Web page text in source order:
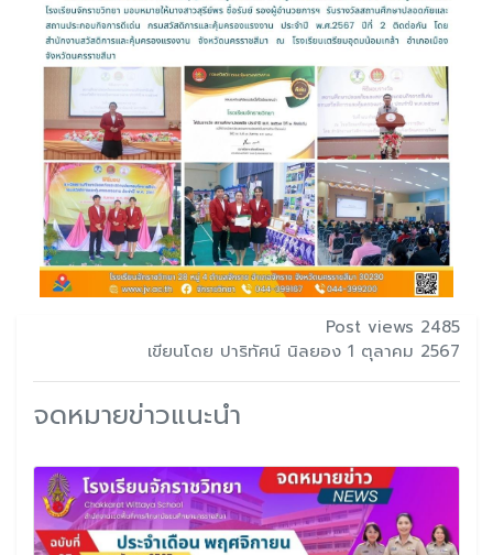
Post views 2485
เขียนโดย ปาริทัศน์ นิลยอง 1 ตุลาคม 2567
จดหมายข่าวแนะนำ